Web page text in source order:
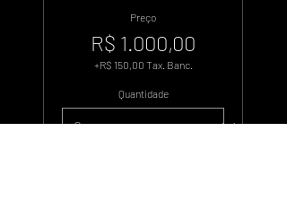
Preço
R$ 1.000,00
+R$ 150,00 Tax. Banc.
Quantidade